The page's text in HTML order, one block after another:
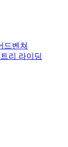
드벤쳐
리 라이딩